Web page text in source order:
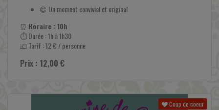
😄 Un moment convivial et original
⏰ Horaire : 10h
⏱ Durée : 1h à 1h30
💶 Tarif : 12 € / personne
Prix : 12,00 €
Coup de coeur